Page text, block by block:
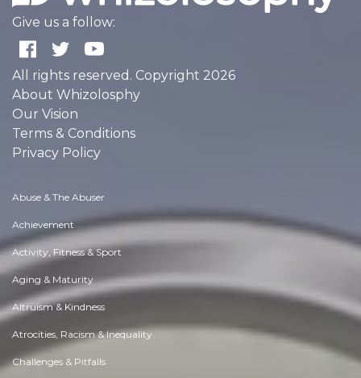
Give us a follow:
All rights reserved. Copyright 2026
About Whizolosphy
Our Vision
Terms & Conditions
Privacy Policy
Abuse & The Abuser
Achievement
Activity, Fitness & Sport
Aging & Maturity
Altruism & Kindness
Atrocities, Racism & Inequality
Challenges & Pitfalls